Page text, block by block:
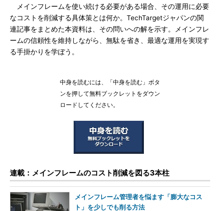
メインフレームを使い続ける必要がある場合、その運用に必要
なコストを削減する具体策とは何か。TechTargetジャパンの関
連記事をまとめた本資料は、その問いへの解を示す。メインフレ
ームの信頼性を維持しながら、無駄を省き、最適な運用を実現す
る手掛かりを学ぼう。
中身を読むには、「中身を読む」ボタ
ンを押して無料ブックレットをダウン
ロードしてください。
連載：メインフレームのコスト削減を図る3本柱
メインフレーム管理者を悩ます「膨大なコス
ト」を少しでも削る方法